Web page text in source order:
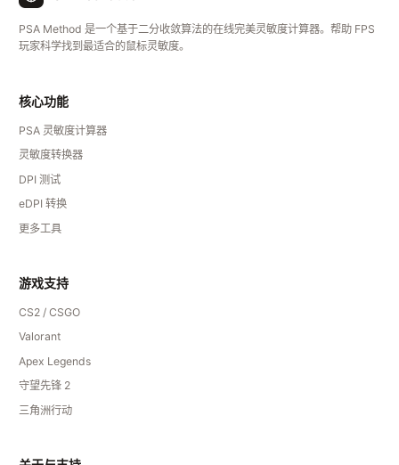
PSA Method 是一个基于二分收敛算法的在线完美灵敏度计算器。帮助 FPS
玩家科学找到最适合的鼠标灵敏度。
核心功能
PSA 灵敏度计算器
灵敏度转换器
DPI 测试
eDPI 转换
更多工具
游戏支持
CS2 / CSGO
Valorant
Apex Legends
守望先锋 2
三角洲行动